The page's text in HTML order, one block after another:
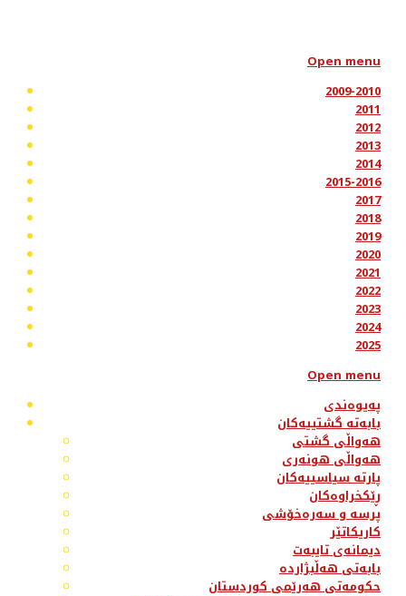
Open menu
2009-2010
2011
2012
2013
2014
2015-2016
2017
2018
2019
2020
2021
2022
2023
2024
2025
Open menu
پەیوەندی
بابەتە گشتییەکان
هەواڵی گشتی
هەواڵی هونەری
پارتە سیاسییەکان
ڕێکخراوەکان
پرسە و سەرەخۆشی
کاریکاتێر
دیمانەی تایبەت
بابەتی هەڵبژاردە
حکومەتی هەرێمی کوردستان